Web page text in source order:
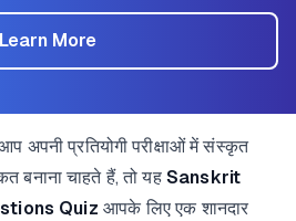
Learn More
अपनी प्रतियोगी परीक्षाओं में संस्कृत
बनाना चाहते हैं, तो यह Sanskrit
Quiz आपके लिए एक शानदार